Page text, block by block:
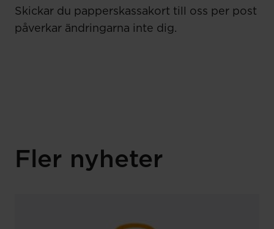
Skickar du papperskassakort till oss per post
påverkar ändringarna inte dig.
Fler nyheter